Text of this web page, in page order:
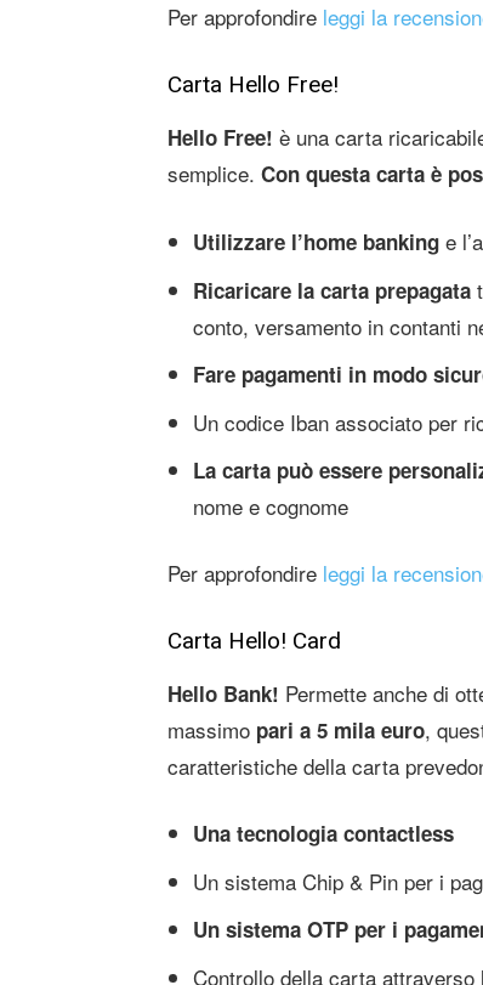
Per approfondire leggi la
Carta Hello Free!
Hello Free! è una carta
semplice. Con questa carta è
Utilizzare l’home banking e
Ricaricare la carta prepagata
conto, versamento in contanti
Fare pagamenti in modo
Un codice Iban associato per
La carta può essere
nome e cognome
Per approfondire leggi la
Carta Hello! Card
Hello Bank! Permette anche di
massimo pari a 5 mila euro,
caratteristiche della carta
Una tecnologia contactless
Un sistema Chip & Pin per i
Un sistema OTP per i
Controllo della carta attraverso